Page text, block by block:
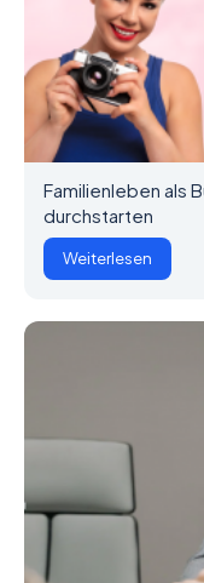
Familienleben als
durchstarten
Weiterlesen